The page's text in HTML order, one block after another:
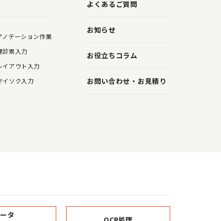
ノテーション作業
診票入力
イアウト入力
イソク入力
よくあるご質問
お知らせ
お役立ちコラム
お問い合わせ・お見積り
タ